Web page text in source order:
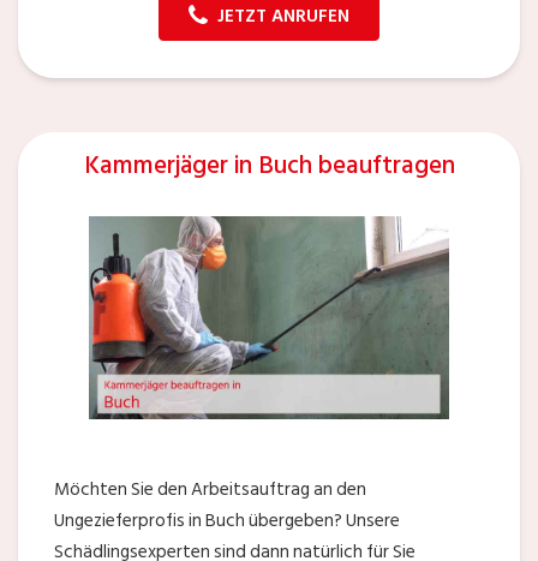
JETZT ANRUFEN
Kammerjäger in Buch beauftragen
Möchten Sie den Arbeitsauftrag an den
Ungezieferprofis in Buch übergeben? Unsere
Schädlingsexperten sind dann natürlich für Sie